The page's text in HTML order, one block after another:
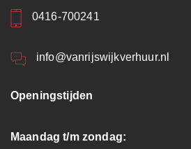
0416-700241
info@vanrijswijkverhuur.nl
Openingstijden
Maandag t/m zondag: